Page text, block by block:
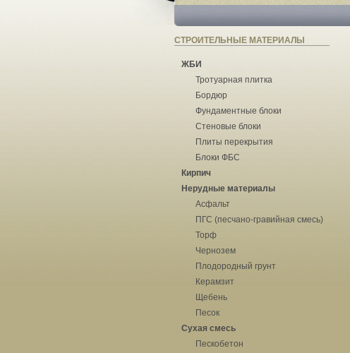
СТРОИТЕЛЬНЫЕ МАТЕРИАЛЫ
ЖБИ
Тротуарная плитка
Бордюр
Фундаментные блоки
Стеновые блоки
Плиты перекрытия
Блоки ФБС
Кирпич
Нерудные материалы
Асфальт
ПГС (песчано-гравийная смесь)
Торф
Чернозем
Плодородный грунт
Керамзит
Щебень
Песок
Сухая смесь
Пескобетон